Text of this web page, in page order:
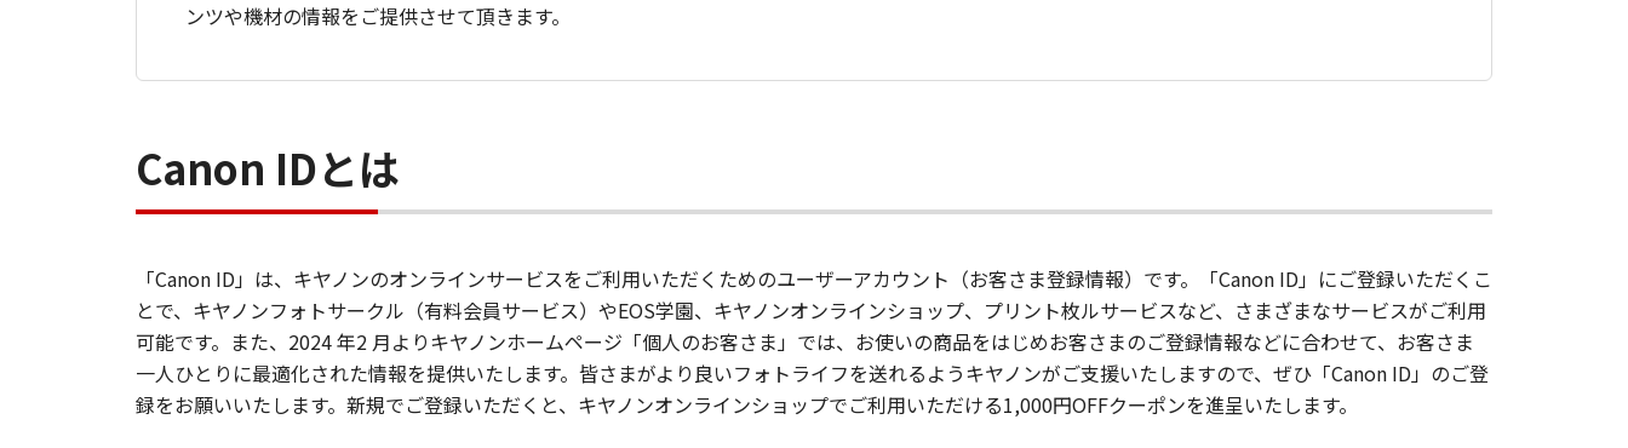
ンツや機材の情報をご提供させて頂きます。
Canon IDとは
「Canon ID」は、キヤノンのオンラインサービスをご利用いただくためのユーザーアカウント（お客さま登録情報）です。「Canon ID」にご登録いただくこ
とで、キヤノンフォトサークル（有料会員サービス）やEOS学園、キヤノンオンラインショップ、プリント枚ルサービスなど、さまざまなサービスがご利用
可能です。また、2024 年2 月よりキヤノンホームページ「個人のお客さま」では、お使いの商品をはじめお客さまのご登録情報などに合わせて、お客さま
一人ひとりに最適化された情報を提供いたします。皆さまがより良いフォトライフを送れるようキヤノンがご支援いたしますので、ぜひ「Canon ID」のご登
録をお願いいたします。新規でご登録いただくと、キヤノンオンラインショップでご利用いただける1,000円OFFクーポンを進呈いたします。